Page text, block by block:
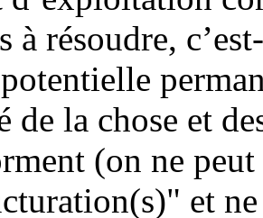
à résoudre,
de la chose et
(on ne
et